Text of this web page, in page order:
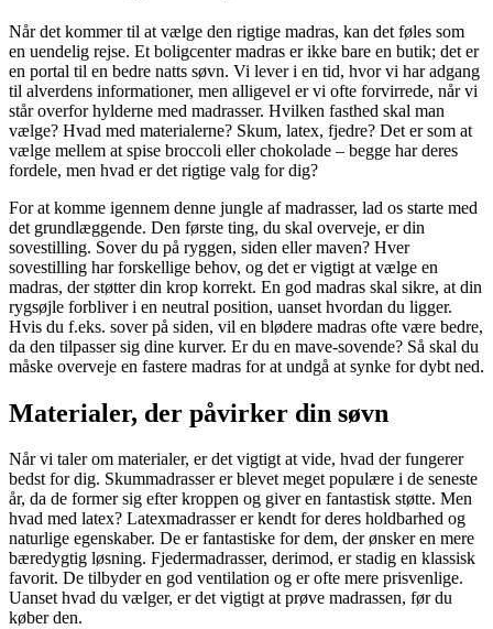
Når det kommer til at vælge den rigtige madras, kan det føles som
en uendelig rejse. Et boligcenter madras er ikke bare en butik; det er
en portal til en bedre natts søvn. Vi lever i en tid, hvor vi har adgang
til alverdens informationer, men alligevel er vi ofte forvirrede, når vi
står overfor hylderne med madrasser. Hvilken fasthed skal man
vælge? Hvad med materialerne? Skum, latex, fjedre? Det er som at
vælge mellem at spise broccoli eller chokolade – begge har deres
fordele, men hvad er det rigtige valg for dig?
For at komme igennem denne jungle af madrasser, lad os starte med
det grundlæggende. Den første ting, du skal overveje, er din
sovestilling. Sover du på ryggen, siden eller maven? Hver
sovestilling har forskellige behov, og det er vigtigt at vælge en
madras, der støtter din krop korrekt. En god madras skal sikre, at din
rygsøjle forbliver i en neutral position, uanset hvordan du ligger.
Hvis du f.eks. sover på siden, vil en blødere madras ofte være bedre,
da den tilpasser sig dine kurver. Er du en mave-sovende? Så skal du
måske overveje en fastere madras for at undgå at synke for dybt ned.
Materialer, der påvirker din søvn
Når vi taler om materialer, er det vigtigt at vide, hvad der fungerer
bedst for dig. Skummadrasser er blevet meget populære i de seneste
år, da de former sig efter kroppen og giver en fantastisk støtte. Men
hvad med latex? Latexmadrasser er kendt for deres holdbarhed og
naturlige egenskaber. De er fantastiske for dem, der ønsker en mere
bæredygtig løsning. Fjedermadrasser, derimod, er stadig en klassisk
favorit. De tilbyder en god ventilation og er ofte mere prisvenlige.
Uanset hvad du vælger, er det vigtigt at prøve madrassen, før du
køber den.